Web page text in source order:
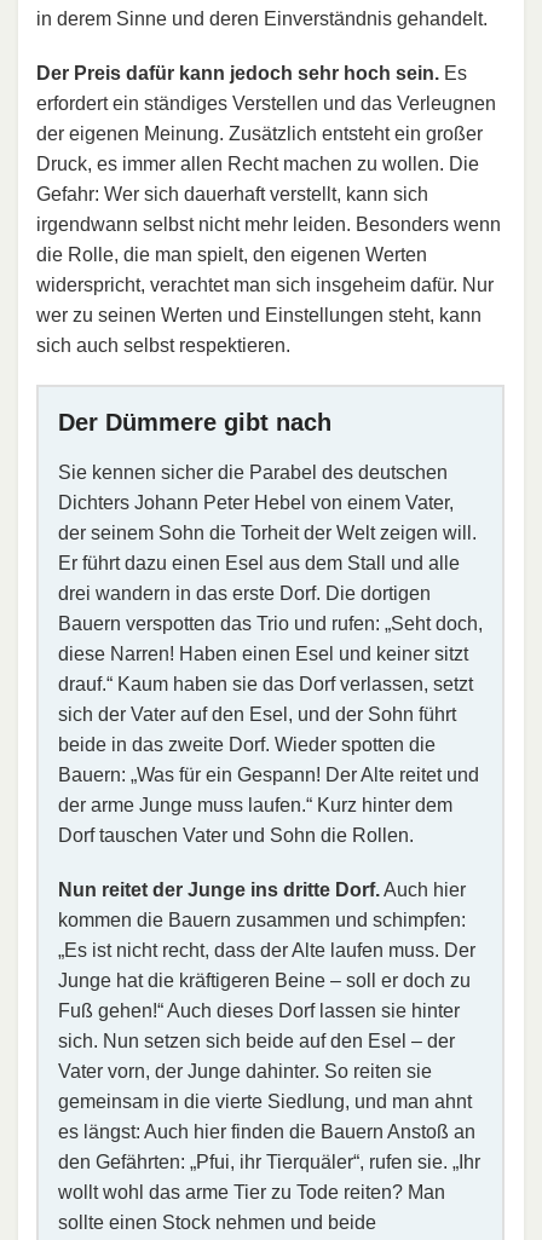
in derem Sinne und deren Einverständnis gehandelt.
Der Preis dafür kann jedoch sehr hoch sein. Es
erfordert ein ständiges Verstellen und das Verleugnen
der eigenen Meinung. Zusätzlich entsteht ein großer
Druck, es immer allen Recht machen zu wollen. Die
Gefahr: Wer sich dauerhaft verstellt, kann sich
irgendwann selbst nicht mehr leiden. Besonders wenn
die Rolle, die man spielt, den eigenen Werten
widerspricht, verachtet man sich insgeheim dafür. Nur
wer zu seinen Werten und Einstellungen steht, kann
sich auch selbst respektieren.
Der Dümmere gibt nach
Sie kennen sicher die Parabel des deutschen
Dichters Johann Peter Hebel von einem Vater,
der seinem Sohn die Torheit der Welt zeigen will.
Er führt dazu einen Esel aus dem Stall und alle
drei wandern in das erste Dorf. Die dortigen
Bauern verspotten das Trio und rufen: „Seht doch,
diese Narren! Haben einen Esel und keiner sitzt
drauf.“ Kaum haben sie das Dorf verlassen, setzt
sich der Vater auf den Esel, und der Sohn führt
beide in das zweite Dorf. Wieder spotten die
Bauern: „Was für ein Gespann! Der Alte reitet und
der arme Junge muss laufen.“ Kurz hinter dem
Dorf tauschen Vater und Sohn die Rollen.
Nun reitet der Junge ins dritte Dorf.Auch hier
kommen die Bauern zusammen und schimpfen:
„Es ist nicht recht, dass der Alte laufen muss. Der
Junge hat die kräftigeren Beine – soll er doch zu
Fuß gehen!“ Auch dieses Dorf lassen sie hinter
sich. Nun setzen sich beide auf den Esel – der
Vater vorn, der Junge dahinter. So reiten sie
gemeinsam in die vierte Siedlung, und man ahnt
es längst: Auch hier finden die Bauern Anstoß an
den Gefährten: „Pfui, ihr Tierquäler“, rufen sie. „Ihr
wollt wohl das arme Tier zu Tode reiten? Man
sollte einen Stock nehmen und beide